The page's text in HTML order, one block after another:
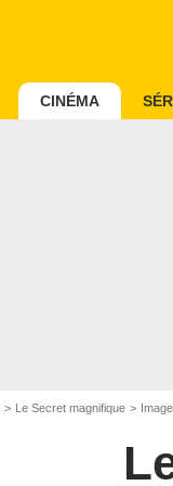
CINÉMA
Le Secret magnifique